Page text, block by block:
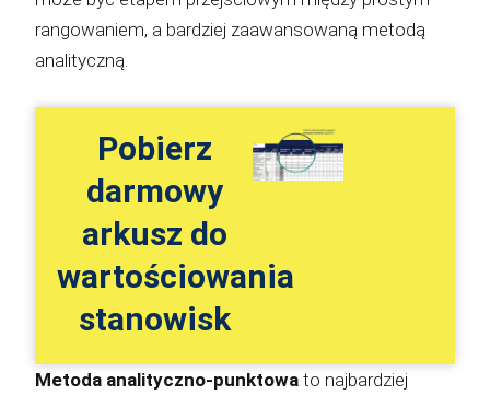
rangowaniem, a bardziej zaawansowaną metodą
analityczną.
Pobierz
darmowy
arkusz do
wartościowania
stanowisk
Metoda analityczno-punktowa to najbardziej